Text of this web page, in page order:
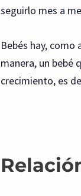
seguirlo mes a
Bebés hay,
manera, un bebé
crecimiento, es